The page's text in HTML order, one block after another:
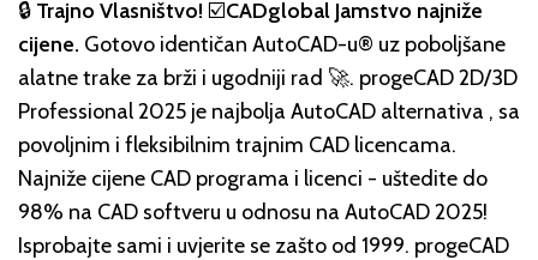
🔒 Trajno Vlasništvo! ☑️CADglobal Jamstvo najniže
cijene. Gotovo identičan AutoCAD-u® uz poboljšane
alatne trake za brži i ugodniji rad 🚀. progeCAD 2D/3D
Professional 2025 je najbolja AutoCAD alternativa , sa
povoljnim i fleksibilnim trajnim CAD licencama.
Najniže cijene CAD programa i licenci - uštedite do
98% na CAD softveru u odnosu na AutoCAD 2025!
Isprobajte sami i uvjerite se zašto od 1999. progeCAD